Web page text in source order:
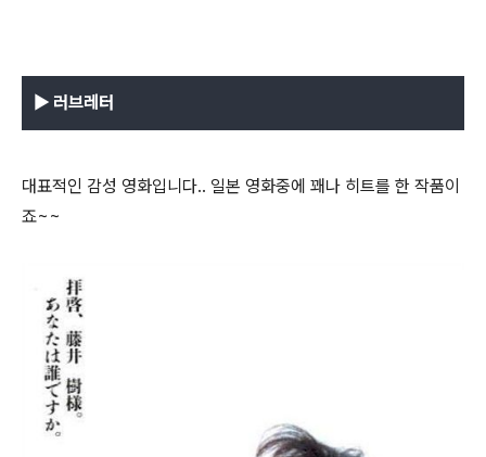
▶ 러브레터
대표적인 감성 영화입니다.. 일본 영화중에 꽤나 히트를 한 작품이
죠~~